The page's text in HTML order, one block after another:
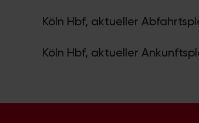
Köln Hbf, aktueller
Köln Hbf, aktueller